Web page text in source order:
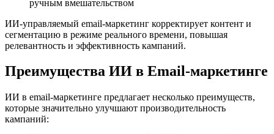
ручным вмешательством
ИИ-управляемый email-маркетинг корректирует контент и
сегментацию в режиме реального времени, повышая
релевантность и эффективность кампаний.
Преимущества ИИ в Email-маркетинге
ИИ в email-маркетинге предлагает несколько преимуществ,
которые значительно улучшают производительность
кампаний: